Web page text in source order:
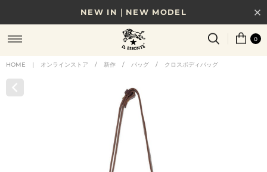
NEW IN｜NEW MODEL
8/17(月)10時まで｜税込11,000円以上で送料無料
贈る相手やシーンから選べる、新しいギフトガイド
0
HOME | オンラインストア / 新作 / バッグ / クロスボディバッグ